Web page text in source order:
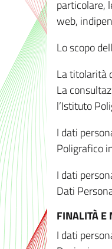
particolare,
web,
Lo scopo
La titolarità
La
l’Istituto
I dati
Poligrafico
I dati
Dati
FINALITÀ E
I dati